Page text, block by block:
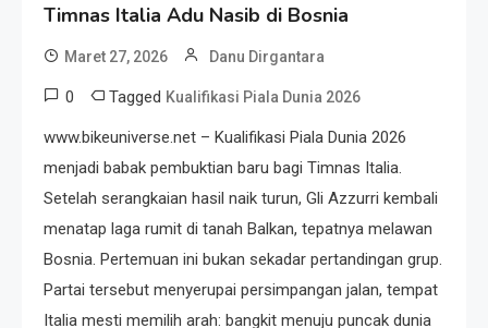
Timnas Italia Adu Nasib di Bosnia
Maret 27, 2026 Danu Dirgantara
0 Tagged Kualifikasi Piala Dunia 2026
www.bikeuniverse.net – Kualifikasi Piala Dunia 2026
menjadi babak pembuktian baru bagi Timnas Italia.
Setelah serangkaian hasil naik turun, Gli Azzurri kembali
menatap laga rumit di tanah Balkan, tepatnya melawan
Bosnia. Pertemuan ini bukan sekadar pertandingan grup.
Partai tersebut menyerupai persimpangan jalan, tempat
Italia mesti memilih arah: bangkit menuju puncak dunia